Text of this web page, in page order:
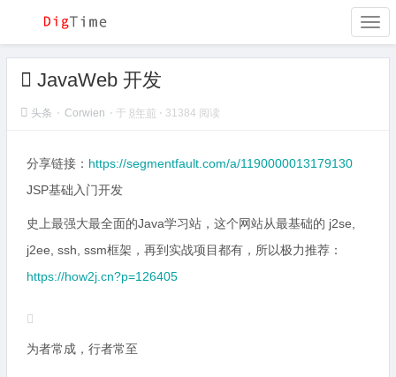
JavaWeb 开发
头条 ⋅ Corwien ⋅ 于 8年前 ⋅ 31384 阅读
分享链接： https://segmentfault.com/a/1190000013179130
JSP基础入门开发
史上最强大最全面的Java学习站，这个网站从最基础的 j2se,
j2ee, ssh, ssm框架，再到实战项目都有，所以极力推荐：
https://how2j.cn?p=126405
为者常成，行者常至